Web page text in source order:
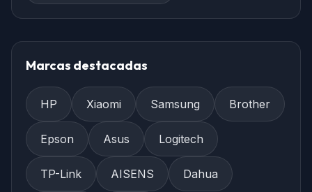
Marcas destacadas
HP Xiaomi Samsung Brother
Epson Asus Logitech
TP-Link AISENS Dahua